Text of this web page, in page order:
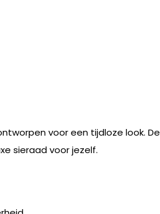
voor een tijdloze look.
sieraad voor jezelf.